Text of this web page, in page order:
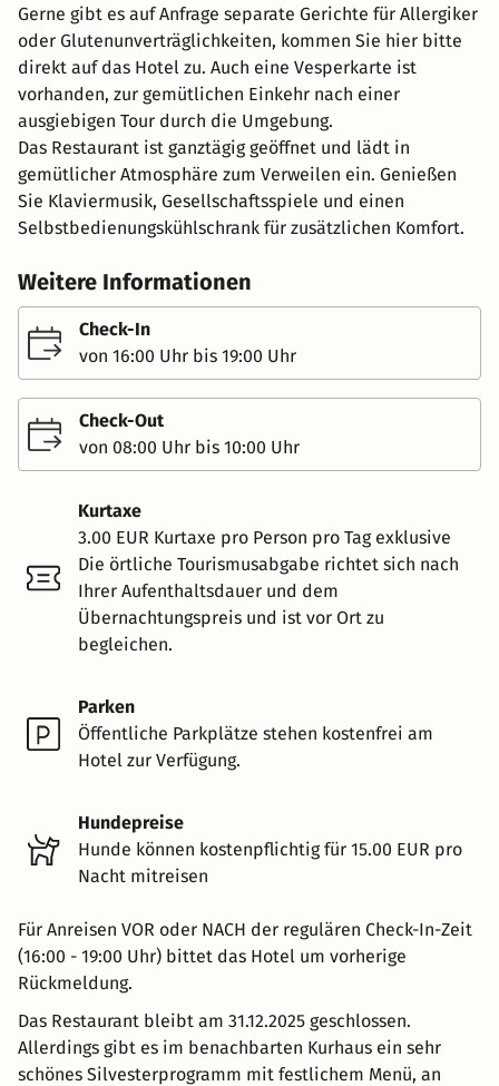
Gerne gibt es auf Anfrage separate Gerichte für Allergiker
oder Glutenunverträglichkeiten, kommen Sie hier bitte
direkt auf das Hotel zu. Auch eine Vesperkarte ist
vorhanden, zur gemütlichen Einkehr nach einer
ausgiebigen Tour durch die Umgebung.
Das Restaurant ist ganztägig geöffnet und lädt in
gemütlicher Atmosphäre zum Verweilen ein. Genießen
Sie Klaviermusik, Gesellschaftsspiele und einen
Selbstbedienungskühlschrank für zusätzlichen Komfort.
Weitere Informationen
Check-In
von 16:00 Uhr bis 19:00 Uhr
Check-Out
von 08:00 Uhr bis 10:00 Uhr
Kurtaxe
3.00 EUR Kurtaxe pro Person pro Tag exklusive
Die örtliche Tourismusabgabe richtet sich nach
Ihrer Aufenthaltsdauer und dem
Übernachtungspreis und ist vor Ort zu
begleichen.
Parken
Öffentliche Parkplätze stehen kostenfrei am
Hotel zur Verfügung.
Hundepreise
Hunde können kostenpflichtig für 15.00 EUR pro
Nacht mitreisen
Für Anreisen VOR oder NACH der regulären Check-In-Zeit
(16:00 - 19:00 Uhr) bittet das Hotel um vorherige
Rückmeldung.
Das Restaurant bleibt am 31.12.2025 geschlossen.
Allerdings gibt es im benachbarten Kurhaus ein sehr
schönes Silvesterprogramm mit festlichem Menü, an